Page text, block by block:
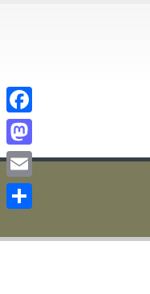
Facebook
Mastodon
Email